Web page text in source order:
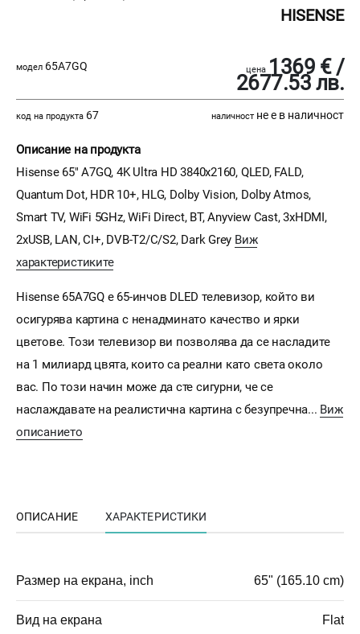
HISENSE
модел 65A7GQ цена 1369 € /
2677.53 лв.
код на продукта 67 наличност не е в наличност
Описание на продукта
Hisense 65" A7GQ, 4K Ultra HD 3840x2160, QLED, FALD,
Quantum Dot, HDR 10+, HLG, Dolby Vision, Dolby Atmos,
Smart TV, WiFi 5GHz, WiFi Direct, BT, Anyview Cast, 3xHDMI,
2xUSB, LAN, CI+, DVB-T2/C/S2, Dark Grey Виж
характеристиките
Hisense 65A7GQ е 65-инчов DLED телевизор, който ви
осигурява картина с ненадминато качество и ярки
цветове. Този телевизор ви позволява да се насладите
на 1 милиард цвята, които са реални като света около
вас. По този начин може да сте сигурни, че се
наслаждавате на реалистична картина с безупречна... Виж
описанието
ОПИСАНИЕ ХАРАКТЕРИСТИКИ
Размер на екрана, inch 65" (165.10 cm)
Вид на екрана Flat